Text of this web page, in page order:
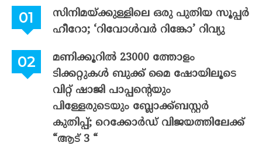
സിനിമയ്ക്കുള്ളിലെ ഒരു പുതിയ സൂപ്പർ
ഹീറോ; ‘റിവോൾവർ റിങ്കോ’ റിവ്യു
മണിക്കൂറിൽ 23000 ത്തോളം
ടിക്കറ്റുകൾ ബുക്ക് മൈ ഷോയിലൂടെ
വിറ്റ് ഷാജി പാപ്പന്റെയും
പിള്ളേരുടെയും ബ്ലോക്ക്ബസ്റ്റർ
കുതിപ്പ്; റെക്കോർഡ് വിജയത്തിലേക്ക്
“ആട് 3 “